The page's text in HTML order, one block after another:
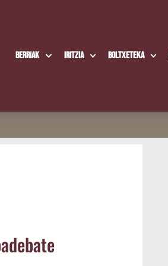
Berriak Iritzia Boltxe­te­ka